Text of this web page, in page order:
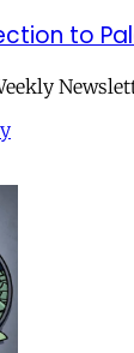
to